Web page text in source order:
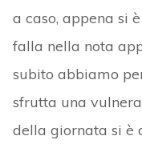
a caso, appena si
falla nella nota
subito abbiamo
sfrutta una
della giornata si è